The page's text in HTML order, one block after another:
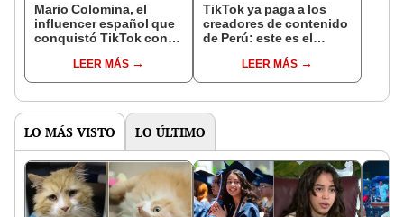
Mario Colomina, el
influencer español que
conquistó TikTok con
"Mi amor nació por la
gastronomía"
LEER MÁS
TikTok ya paga a los
creadores de contenido
de Perú: este es el
llegar a cobrar por 1.000
vistas
LEER MÁS
LO MÁS VISTO LO ÚLTIMO